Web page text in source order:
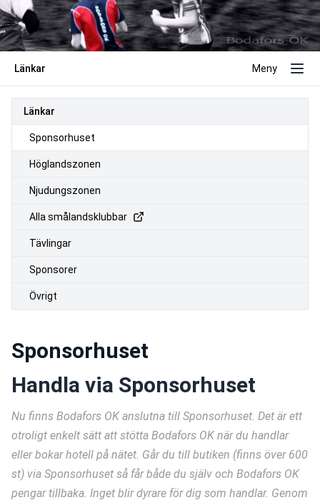
Länkar Meny
Länkar
Sponsorhuset
Höglandszonen
Njudungszonen
Alla smålandsklubbar
Tävlingar
Sponsorer
Övrigt
Sponsorhuset
Handla via Sponsorhuset
Nu finns Bodafors OK anslutna till Sponsorhuset. Det är ett
otroligt enkelt sätt att stötta Bodafors OK när du handlar
eller bokar hotell på nätet. Går du till butiken (finns över 600
st) via Sponsorhuset så får både du själv och Bodafors OK
pengar tillbaka. Inget blir dyrare för dig som handlar. Genom